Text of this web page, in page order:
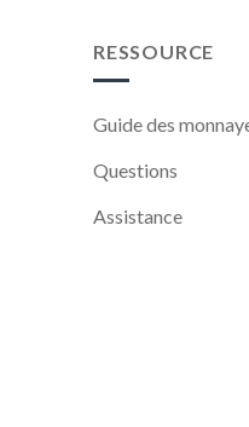
RESSOURCE
Guide des
Questions
Assistance